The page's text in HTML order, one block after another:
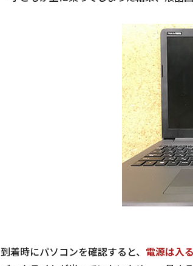
到着時にパソコンを確認すると、 電源は入